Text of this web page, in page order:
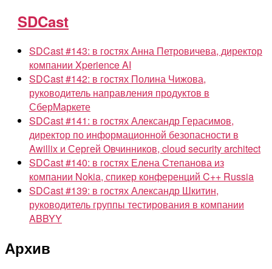
SDCast
SDCast #143: в гостях Анна Петровичева, директор
компании Xperience AI
SDCast #142: в гостях Полина Чижова,
руководитель направления продуктов в
СберМаркете
SDCast #141: в гостях Александр Герасимов,
директор по информационной безопасности в
Awillix и Сергей Овчинников, cloud security architect
SDCast #140: в гостях Елена Степанова из
компании Nokia, спикер конференций C++ Russia
SDCast #139: в гостях Александр Шкитин,
руководитель группы тестирования в компании
ABBYY
Архив